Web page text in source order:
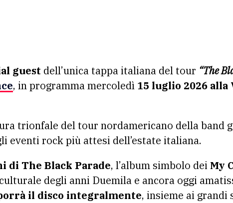
guest dell’unica tappa italiana del tour “The
, in programma mercoledì 15 luglio 2026 alla
trionfale del tour nordamericano della band
eventi rock più attesi dell’estate italiana.
di The Black Parade, l’album simbolo dei My
degli anni Duemila e ancora oggi
il disco integralmente, insieme ai grandi